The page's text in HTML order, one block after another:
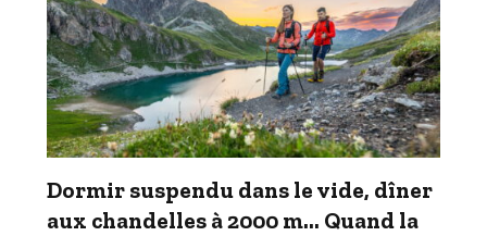
Dormir suspendu dans le vide, dîner
aux chandelles à 2000 m… Quand la